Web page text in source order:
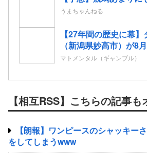
うまちゃんねる
【27年間の歴史に幕
（新潟県妙高市）が8
って閉店へ
マトメンタル（ギャンブル）
【相互RSS】こちらの記事も
【朗報】ワンピースのシャッキー
をしてしまうwww